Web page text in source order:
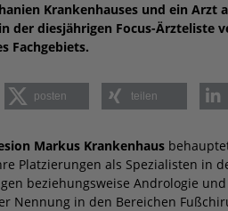
Krankenhauses und ein Arzt
der diesjährigen Focus-Ärzteliste
Fachgebiets.
posten teilen
Markus Krankenhaus
Platzierungen als Spezialisten in
beziehungsweise Andrologie
Nennung in den Bereichen